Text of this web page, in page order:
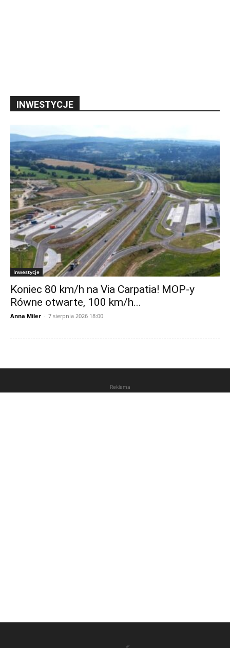
INWESTYCJE
Inwestycje
Koniec 80 km/h na Via Carpatia! MOP-y
Równe otwarte, 100 km/h...
Anna Miler - 7 sierpnia 2026 18:00
Reklama